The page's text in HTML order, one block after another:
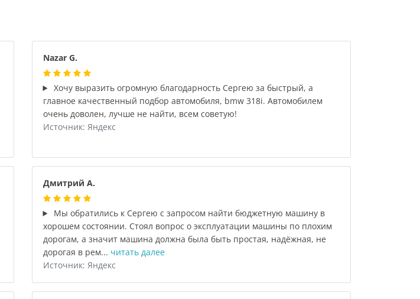
Nazar G.
Хочу выразить огромную благодарность Сергею за быстрый, а
главное качественный подбор автомобиля, bmw 318i. Автомобилем
очень доволен, лучше не найти, всем советую!
Источник: Яндекс
Дмитрий А.
Мы обратились к Сергею с запросом найти бюджетную машину в
хорошем состоянии. Стоял вопрос о эксплуатации машины по плохим
дорогам, а значит машина должна была быть простая, надёжная, не
дорогая в рем... читать далее
Источник: Яндекс